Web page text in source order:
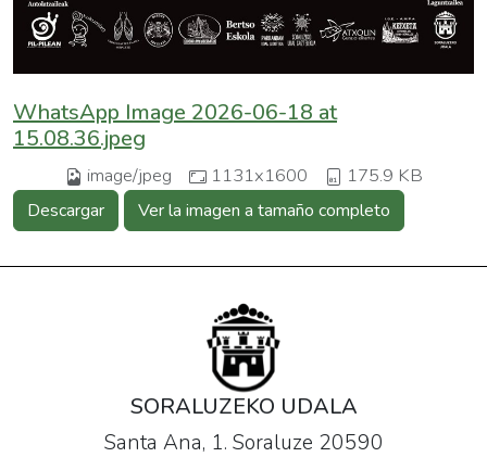
WhatsApp Image 2026-06-18 at
15.08.36.jpeg
image/jpeg 1131x1600 175.9 KB
Descargar Ver la imagen a tamaño completo
SORALUZEKO UDALA
Santa Ana, 1. Soraluze 20590